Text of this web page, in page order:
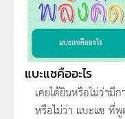
แบะแซคืออะไร
เคยได้ยินหรือไม่ว่ามี
หรือไม่ว่า แบะแซ ที่พู